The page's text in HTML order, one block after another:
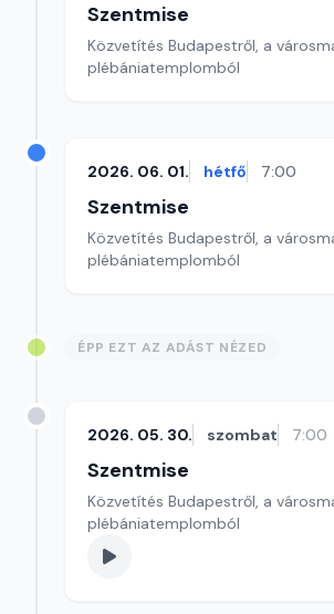
Szentmise
Közvetítés Budapestről, a
plébániatemplomból
2026. 06. 01. hétfő 7:00
Szentmise
Közvetítés Budapestről, a
plébániatemplomból
ÉPP EZT AZ ADÁST NÉZED
2026. 05. 30. szombat 7:00
Szentmise
Közvetítés Budapestről, a
plébániatemplomból